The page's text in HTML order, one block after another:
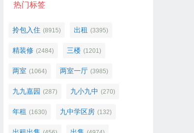
热门标签
拎包入住 (8915) 出租 (3395)
精装修 (2484) 三楼 (1201)
两室 (1064) 两室一厅 (3985)
九九嘉园 (287) 九小九中 (270)
年租 (1630) 九中学区房 (132)